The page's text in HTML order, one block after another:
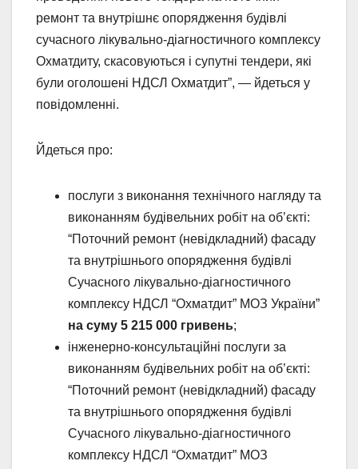
ремонт та внутрішнє опорядження будівлі
сучасного лікувально-діагностичного комплексу
Охматдиту, скасовуються і супутні тендери, які
були оголошені НДСЛ Охматдит”, — йдеться у
повідомленні.
Йдеться про:
послуги з виконання технічного нагляду та
виконанням будівельних робіт на об’єкті:
“Поточний ремонт (невідкладний) фасаду
та внутрішнього опорядження будівлі
Сучасного лікувально-діагностичного
комплексу НДСЛ “Охматдит” МОЗ України”
на суму 5 215 000 гривень;
інженерно-консультаційні послуги за
виконанням будівельних робіт на об’єкті:
“Поточний ремонт (невідкладний) фасаду
та внутрішнього опорядження будівлі
Сучасного лікувально-діагностичного
комплексу НДСЛ “Охматдит” МОЗ